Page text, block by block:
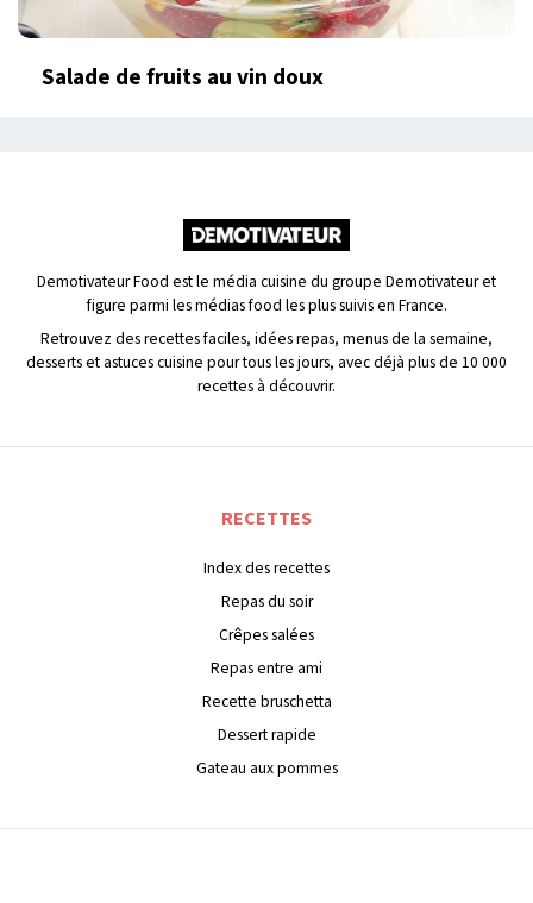
Salade de fruits au vin doux
Demotivateur Food est le média cuisine du groupe Demotivateur et
figure parmi les médias food les plus suivis en France.
Retrouvez des recettes faciles, idées repas, menus de la semaine,
desserts et astuces cuisine pour tous les jours, avec déjà plus de 10 000
recettes à découvrir.
RECETTES
Index des recettes
Repas du soir
Crêpes salées
Repas entre ami
Recette bruschetta
Dessert rapide
Gateau aux pommes